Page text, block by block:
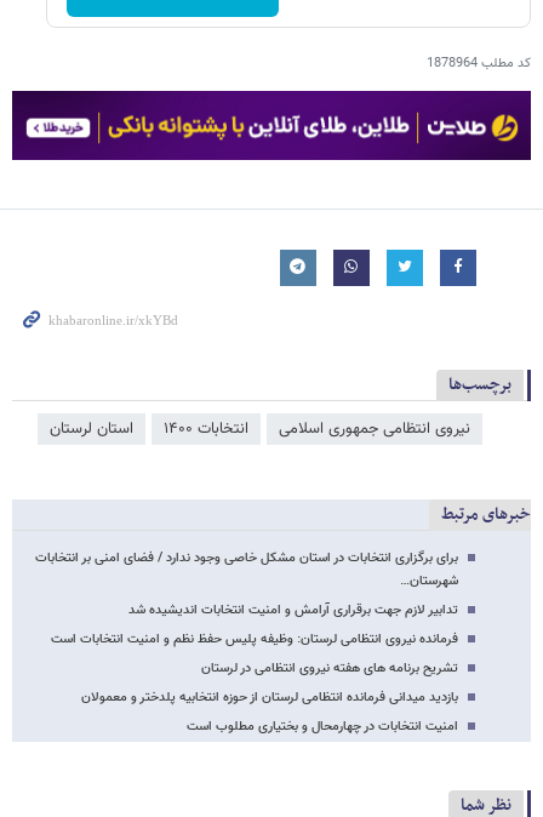
کد مطلب1878964
برچسب‌ها
نیروی انتظامی جمهوری اسلامی انتخابات ۱۴۰۰ استان لرستان
خبرهای مرتبط
برای برگزاری انتخابات در استان مشکل خاصی وجود ندارد / فضای امنی بر انتخابات
شهرستان…
تدابیر لازم جهت برقراری آرامش و امنیت انتخابات اندیشیده شد
فرمانده نیروی انتظامی لرستان: وظیفه پلیس حفظ نظم و امنیت انتخابات است
تشریح برنامه های هفته نیروی انتظامی در لرستان
بازدید میدانی فرمانده انتظامی لرستان از حوزه انتخابیه پلدختر و معمولان
امنیت انتخابات در چهارمحال و بختیاری مطلوب است
نظر شما